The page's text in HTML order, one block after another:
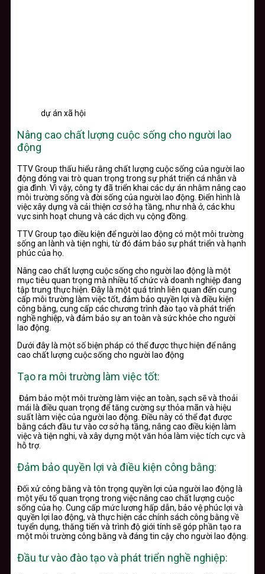
dự án xã hội
Nâng cao chất lượng cuộc sống cho người lao
động
TTV Group thấu hiểu rằng chất lượng cuộc sống của người lao
động đóng vai trò quan trọng trong sự phát triển cá nhân và
gia đình. Vì vậy, công ty đã triển khai các dự án nhằm nâng cao
môi trường sống và đời sống của người lao động. Điển hình là
việc xây dựng và cải thiện cơ sở hạ tầng, như nhà ở, các khu
vực sinh hoạt chung và các dịch vụ cộng đồng.
TTV Group tạo điều kiện để người lao động có một môi trường
sống an lành và tiện nghi, từ đó đảm bảo sự phát triển và hạnh
phúc của họ.
Nâng cao chất lượng cuộc sống cho người lao động là một
mục tiêu quan trọng mà nhiều tổ chức và doanh nghiệp đang
tập trung thực hiện. Đây là một quá trình liên quan đến cung
cấp môi trường làm việc tốt, đảm bảo quyền lợi và điều kiện
công bằng, cung cấp các chương trình đào tạo và phát triển
nghề nghiệp, và đảm bảo sự an toàn và sức khỏe cho người
lao động.
Dưới đây là một số biện pháp có thể được thực hiện để nâng
cao chất lượng cuộc sống cho người lao động
Tạo ra môi trường làm việc tốt:
Đảm bảo một môi trường làm việc an toàn, sạch sẽ và thoải
mái là điều quan trọng để tăng cường sự thỏa mãn và hiệu
suất làm việc của người lao động. Điều này có thể đạt được
bằng cách đầu tư vào cơ sở hạ tầng, nâng cao điều kiện làm
việc và tiện nghi, và xây dựng một văn hóa làm việc tích cực và
hỗ trợ.
Đảm bảo quyền lợi và điều kiện công bằng:
Đối xử công bằng và tôn trọng quyền lợi của người lao động là
một yếu tố quan trọng trong việc nâng cao chất lượng cuộc
sống của họ. Cung cấp mức lương hấp dẫn, bảo vệ phúc lợi và
quyền lợi lao động, và thực hiện các chính sách công bằng về
tuyển dụng, thăng tiến và trình độ giới tính sẽ góp phần tạo ra
một môi trường công bằng và đáng tin cậy cho người lao động.
Đầu tư vào đào tạo và phát triển nghề nghiệp: